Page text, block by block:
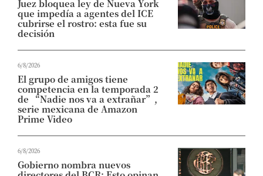
Juez bloquea ley de Nueva York
que impedía a agentes del ICE
cubrirse el rostro: esta fue su
decisión
6/8/2026
El grupo de amigos tiene
competencia en la temporada 2
de “Nadie nos va a extrañar”,
serie mexicana de Amazon
Prime Video
6/8/2026
Gobierno nombra nuevos